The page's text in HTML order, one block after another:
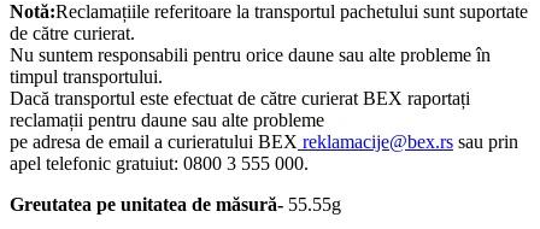
Notă:Reclamațiile referitoare la transportul pachetului sunt suportate
de către curierat.
Nu suntem responsabili pentru orice daune sau alte probleme în
timpul transportului.
Dacă transportul este efectuat de către curierat BEX raportați
reclamații pentru daune sau alte probleme
pe adresa de email a curieratului BEX reklamacije@bex.rs sau prin
apel telefonic gratuiut: 0800 3 555 000.
Greutatea pe unitatea de măsură- 55.55g